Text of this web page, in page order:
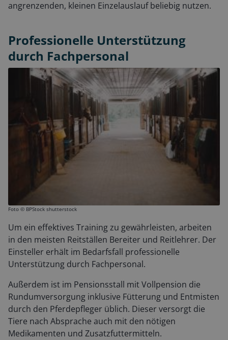
angrenzenden, kleinen Einzelauslauf beliebig nutzen.
Professionelle Unterstützung
durch Fachpersonal
Foto © BPStock shutterstock
Um ein effektives Training zu gewährleisten, arbeiten
in den meisten Reitställen Bereiter und Reitlehrer. Der
Einsteller erhält im Bedarfsfall professionelle
Unterstützung durch Fachpersonal.
Außerdem ist im Pensionsstall mit Vollpension die
Rundumversorgung inklusive Fütterung und Entmisten
durch den Pferdepfleger üblich. Dieser versorgt die
Tiere nach Absprache auch mit den nötigen
Medikamenten und Zusatzfuttermitteln.